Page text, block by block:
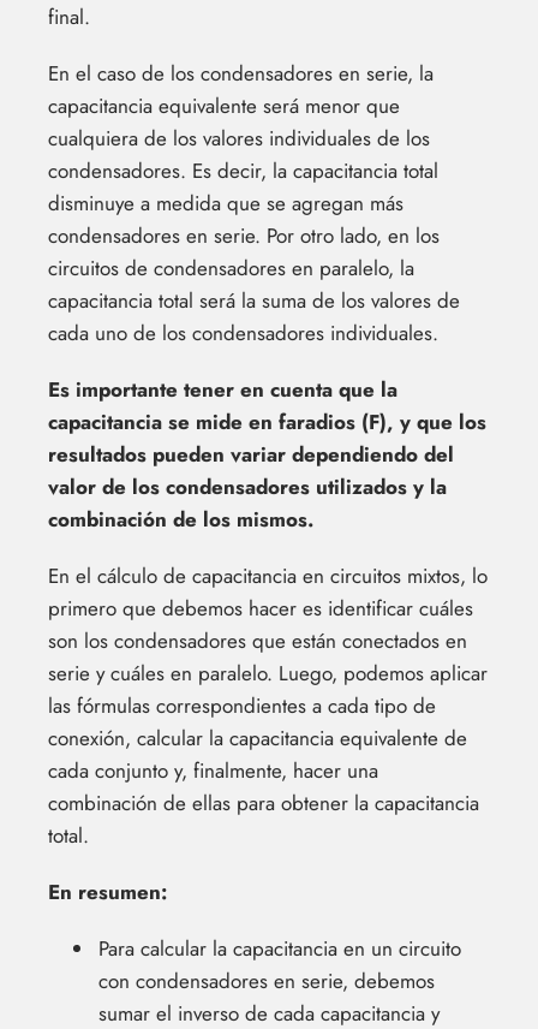
final.
En el caso de los condensadores en serie, la
capacitancia equivalente será menor que
cualquiera de los valores individuales de los
condensadores. Es decir, la capacitancia total
disminuye a medida que se agregan más
condensadores en serie. Por otro lado, en los
circuitos de condensadores en paralelo, la
capacitancia total será la suma de los valores de
cada uno de los condensadores individuales.
Es importante tener en cuenta que la
capacitancia se mide en faradios (F), y que los
resultados pueden variar dependiendo del
valor de los condensadores utilizados y la
combinación de los mismos.
En el cálculo de capacitancia en circuitos mixtos, lo
primero que debemos hacer es identificar cuáles
son los condensadores que están conectados en
serie y cuáles en paralelo. Luego, podemos aplicar
las fórmulas correspondientes a cada tipo de
conexión, calcular la capacitancia equivalente de
cada conjunto y, finalmente, hacer una
combinación de ellas para obtener la capacitancia
total.
En resumen:
Para calcular la capacitancia en un circuito
con condensadores en serie, debemos
sumar el inverso de cada capacitancia y